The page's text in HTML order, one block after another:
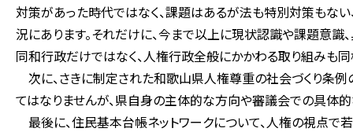
対策があった時代ではなく、課題はあるが法も特別対策もな
況にあります。それだけに、今まで以上に現状認識や課題意識
同和行政だけではなく、人権行政全般にかかわる取り組みも同
次に、さきに制定された和歌山県人権尊重の社会づくり条
てはなりませんが、県自身の主体的な方向や審議会での具体
最後に、住民基本台帳ネットワークについて、人権の視点で